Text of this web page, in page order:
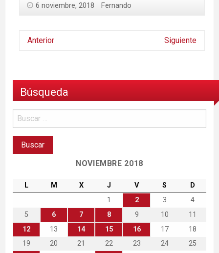
6 noviembre, 2018 Fernando
Anterior Siguiente
Búsqueda
NOVIEMBRE 2018
L M X J V S
D
1
2 3
4
5
6 7 8 9 10
11
12
13 14 15 16 17
18
19
20 21 22 23 24
25